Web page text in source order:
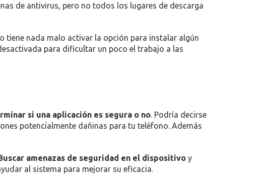
de antivirus, pero no todos los lugares de descarga
tiene nada malo activar la opción para instalar algún
para dificultar un poco el trabajo a las
si una aplicación es segura o no. Podría decirse
potencialmente dañinas para tu teléfono. Además
amenazas de seguridad en el dispositivo y
al sistema para mejorar su eficacia.